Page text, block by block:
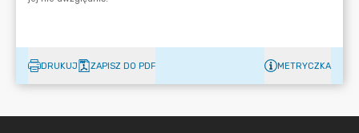
DRUKUJ ZAPISZ DO PDF METRYCZKA